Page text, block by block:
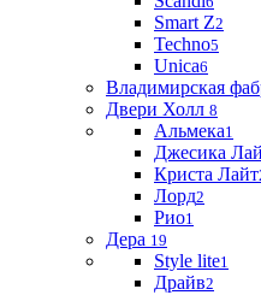
Smart Z2
Techno5
Unica6
Владимирская
Двери Холл 8
Альмека1
Джесика
Криста Лайт
Лорд2
Рио1
Дера 19
Style lite1
Драйв2